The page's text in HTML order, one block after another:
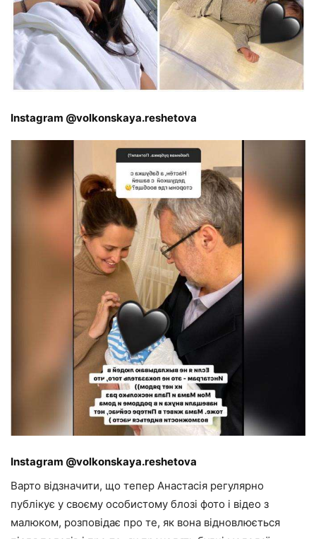
Instagram @volkonskaya.reshetova
Instagram @volkonskaya.reshetova
Варто відзначити, що тепер Анастасія регулярно
публікує у своєму особистому блозі фото і відео з
малюком, розповідає про те, як вона відновлюється